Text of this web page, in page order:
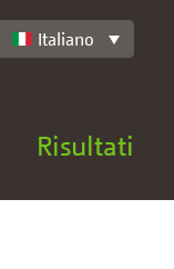
Risultati
Italiano